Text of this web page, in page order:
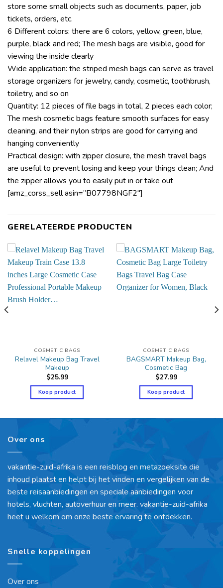
store some small objects such as documents, paper, job
tickets, orders, etc.
6 Different colors: there are 6 colors, yellow, green, blue,
purple, black and red; The mesh bags are visible, good for
viewing the inside clearly
Wide application: the striped mesh bags can serve as travel
storage organizers for jewelry, candy, cosmetic, toothbrush,
toiletry, and so on
Quantity: 12 pieces of file bags in total, 2 pieces each color;
The mesh cosmetic bags feature smooth surfaces for easy
cleaning, and their nylon strips are good for carrying and
hanging conveniently
Practical design: with zipper closure, the mesh travel bags
are useful to prevent losing and keep your things clean; And
the zipper allows you to easily put in or take out
[amz_corss_sell asin=”B07798NGF2″]
GERELATEERDE PRODUCTEN
COSMETIC BAGS
Relavel Makeup Bag Travel
Makeup
$25.99
Koop product
COSMETIC BAGS
BAGSMART Makeup Bag,
Cosmetic Bag
$27.99
Koop product
Over ons
vakantie-zuid-afrika is een reisblog en metazoeksite die
inhoud plaatst en helpt bij het vinden en vergelijken van de
beste reisaanbiedingen en speciale aanbiedingen voor
hotels, vluchten, autoverhuur en meer. vakantie-zuid-afrika
heet u welkom om onze beste ervaring te ontdekken.
Snelle koppelingen
Over ons